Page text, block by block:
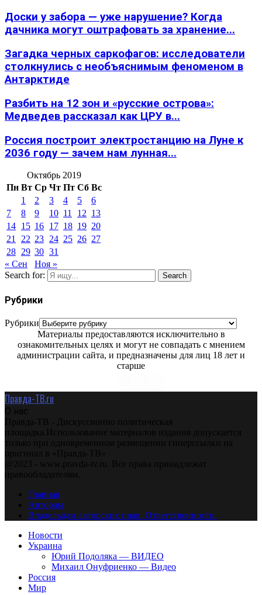
Доски у забора — уже нарушение? Когда
дачника могут оштрафовать за хранение...
Загадка черных саркофагов: исследователи
столкнулись с необъяснимым феноменом в
Антарктиде
Разбить на 12 зон и «русские острова»:
Медведев рассказал как ЦРУ в...
Россия построит электростанцию на Луне к
2036 году — зачем нам лунная...
Октябрь 2019
Пн Вт Ср Чт Пт Сб Вс
1
2 3 4 5
6
7
8 9 10 11 12 13
14 15 16 17 18 19 20
21
22 23 24 25 26 27
28 29 30 31
« Сен
Ноя »
Search for:
Search
Рубрики
Рубрики
Материалы предоставляются исключительно в
ознакомительных целях и могут не совпадать с мнением
администрации сайта, и предназначены для лиц 18 лет и
старше
Правда-ТВ.ru
О нас
Правда-ТВ - Дискуссионно политическая
площадка.Использование материалов издания допускается
только при одновременном размещении гиперссылки на
оригинал в «Правда-ТВ»
@2023 - www.pravda-tv.ru. Все права принадлежат
правообладателям.
Главная
Авторам
Владельцам авторских прав. Ответственности.
Новости
Украина
Юрий Подоляка — ВИДЕО
Михаил Онуфриенко — Видео
Россия
Мир